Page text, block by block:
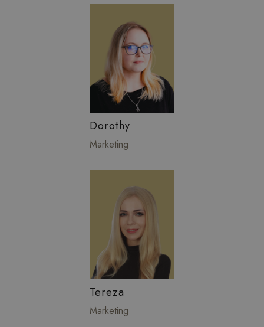
Dorothy
Marketing
Tereza
Marketing